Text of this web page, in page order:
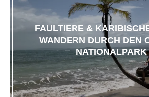
FAULTIERE &
WANDERN DURCH DEN
NATIONALPARK